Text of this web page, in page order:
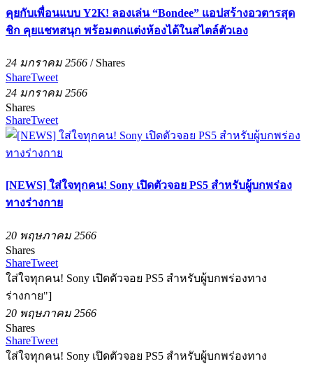
คุยกับเพื่อนแบบ Y2K! ลองเล่น “Bondee” แอปสร้างอวตารสุด
ชิก คุยแชทสนุก พร้อมตกแต่งห้องได้ในสไตล์ตัวเอง
24 มกราคม 2566 / Shares
ShareTweet
24 มกราคม 2566
Shares
ShareTweet
[NEWS] ใส่ใจทุกคน! Sony เปิดตัวจอย PS5 สำหรับผู้บกพร่อง
ทางร่างกาย
20 พฤษภาคม 2566
Shares
ShareTweet
ใส่ใจทุกคน! Sony เปิดตัวจอย PS5 สำหรับผู้บกพร่องทาง
ร่างกาย"]
20 พฤษภาคม 2566
Shares
ShareTweet
ใส่ใจทุกคน! Sony เปิดตัวจอย PS5 สำหรับผู้บกพร่องทาง